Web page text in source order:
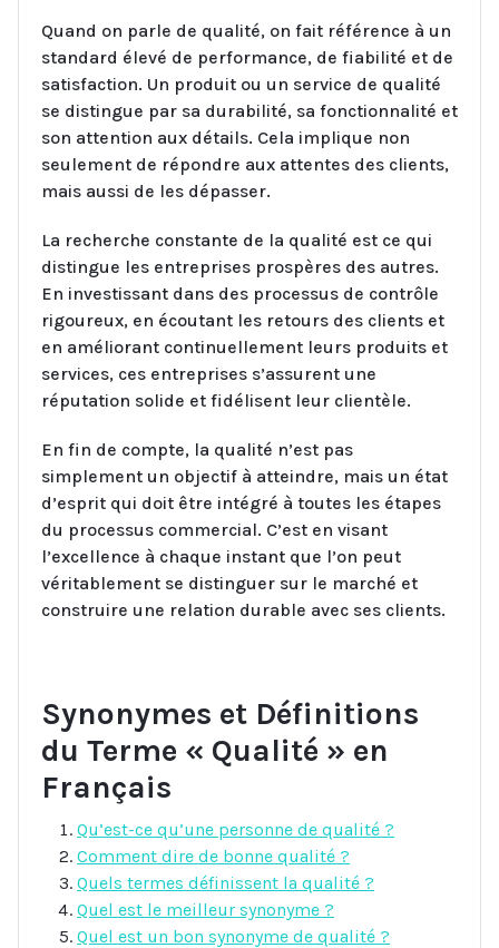
Quand on parle de qualité, on fait référence à un
standard élevé de performance, de fiabilité et de
satisfaction. Un produit ou un service de qualité
se distingue par sa durabilité, sa fonctionnalité et
son attention aux détails. Cela implique non
seulement de répondre aux attentes des clients,
mais aussi de les dépasser.
La recherche constante de la qualité est ce qui
distingue les entreprises prospères des autres.
En investissant dans des processus de contrôle
rigoureux, en écoutant les retours des clients et
en améliorant continuellement leurs produits et
services, ces entreprises s’assurent une
réputation solide et fidélisent leur clientèle.
En fin de compte, la qualité n’est pas
simplement un objectif à atteindre, mais un état
d’esprit qui doit être intégré à toutes les étapes
du processus commercial. C’est en visant
l’excellence à chaque instant que l’on peut
véritablement se distinguer sur le marché et
construire une relation durable avec ses clients.
Synonymes et Définitions
du Terme « Qualité » en
Français
Qu’est-ce qu’une personne de qualité ?
Comment dire de bonne qualité ?
Quels termes définissent la qualité ?
Quel est le meilleur synonyme ?
Quel est un bon synonyme de qualité ?